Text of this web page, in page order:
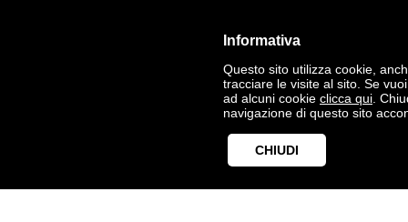
Informativa
Questo sito utilizza cookie,
tracciare le visite al sito. Se
ad alcuni cookie clicca qui .
navigazione di questo sito
CHIUDI